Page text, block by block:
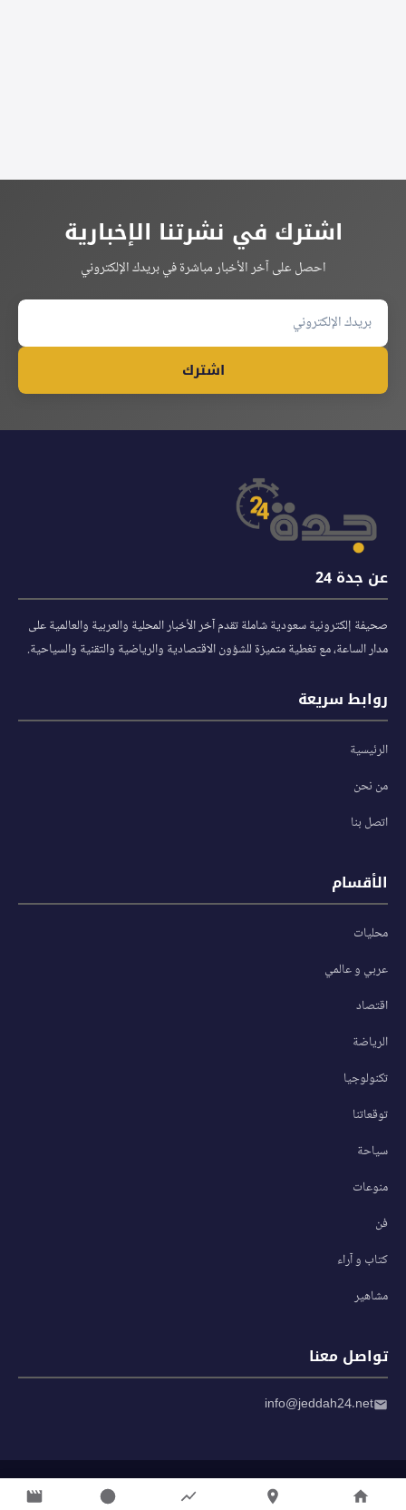
اشترك في نشرتنا الإخبارية
احصل على آخر الأخبار مباشرة في بريدك الإلكتروني
اشترك
عن جدة 24
صحيفة إلكترونية سعودية شاملة تقدم آخر الأخبار المحلية والعربية والعالمية على
مدار الساعة، مع تغطية متميزة للشؤون الاقتصادية والرياضية والتقنية والسياحية.
روابط سريعة
الرئيسية
من نحن
اتصل بنا
الأقسام
محليات
عربي و عالمي
اقتصاد
الرياضة
تكنولوجيا
توقعاتنا
سياحة
منوعات
فن
كتاب و آراء
مشاهير
تواصل معنا
info@jeddah24.net